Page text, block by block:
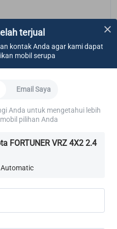
Keyless
terjual
kontak Anda agar kami dapat
mobil serupa
Email Saya
Anda untuk mengetahui lebih
pilihan Anda
2021 Toyota FORTUNER VRZ 4X2 2.4
Automatic